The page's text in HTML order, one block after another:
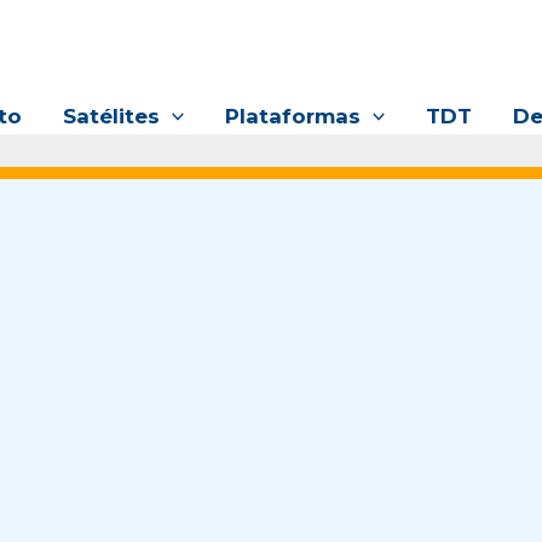
Satélites Plataformas TDT